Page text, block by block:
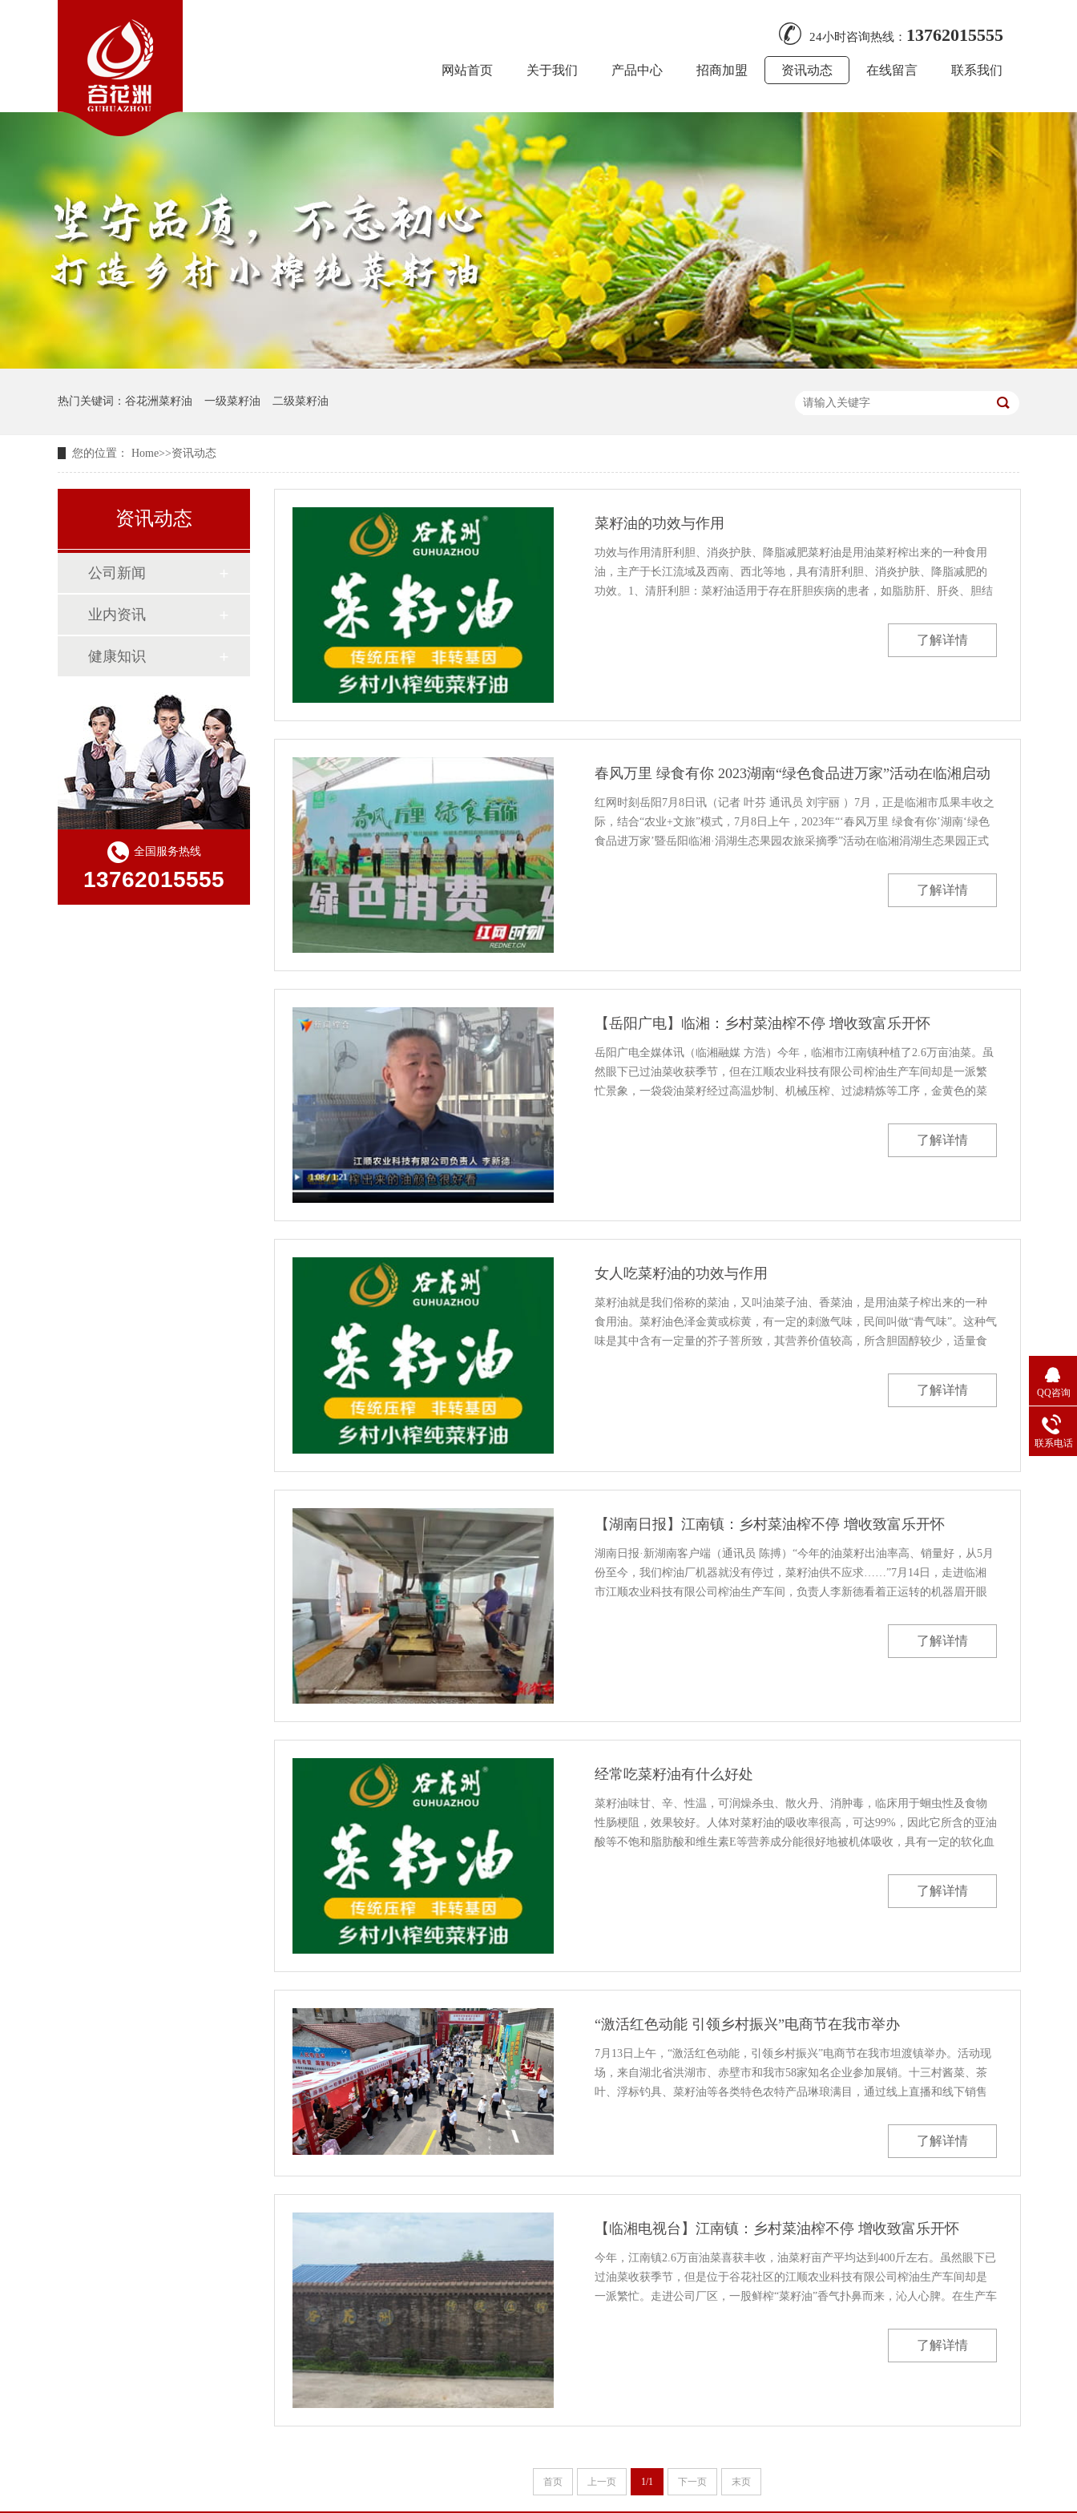
24小时咨询热线： 13762015555
网站首页 关于我们 产品中心 招商加盟 资讯动态 在线留言 联系我们
热门关键词： 谷花洲菜籽油 一级菜籽油 二级菜籽油
您的位置： Home>>资讯动态
资讯动态
公司新闻
业内资讯
健康知识
全国服务热线
13762015555
菜籽油的功效与作用
功效与作用清肝利胆、消炎护肤、降脂减肥菜籽油是用油菜籽榨出来的一种食用
油，主产于长江流域及西南、西北等地，具有清肝利胆、消炎护肤、降脂减肥的
功效。1、清肝利胆：菜籽油适用于存在肝胆疾病的患者，如脂肪肝、肝炎、胆结
了解详情
春风万里 绿食有你 2023湖南“绿色食品进万家”活动在临湘启动
红网时刻岳阳7月8日讯（记者 叶芬 通讯员 刘宇丽 ）7月，正是临湘市瓜果丰收之
际，结合“农业+文旅”模式，7月8日上午，2023年“‘春风万里 绿食有你’湖南‘绿色
食品进万家’暨岳阳临湘·涓湖生态果园农旅采摘季”活动在临湘涓湖生态果园正式
了解详情
【岳阳广电】临湘：乡村菜油榨不停 增收致富乐开怀
岳阳广电全媒体讯（临湘融媒 方浩）今年，临湘市江南镇种植了2.6万亩油菜。虽
然眼下已过油菜收获季节，但在江顺农业科技有限公司榨油生产车间却是一派繁
忙景象，一袋袋油菜籽经过高温炒制、机械压榨、过滤精炼等工序，金黄色的菜
了解详情
女人吃菜籽油的功效与作用
菜籽油就是我们俗称的菜油，又叫油菜子油、香菜油，是用油菜子榨出来的一种
食用油。菜籽油色泽金黄或棕黄，有一定的刺激气味，民间叫做“青气味”。这种气
味是其中含有一定量的芥子菩所致，其营养价值较高，所含胆固醇较少，适量食
了解详情
【湖南日报】江南镇：乡村菜油榨不停 增收致富乐开怀
湖南日报·新湖南客户端（通讯员 陈搏）“今年的油菜籽出油率高、销量好，从5月
份至今，我们榨油厂机器就没有停过，菜籽油供不应求……”7月14日，走进临湘
市江顺农业科技有限公司榨油生产车间，负责人李新德看着正运转的机器眉开眼
了解详情
经常吃菜籽油有什么好处
菜籽油味甘、辛、性温，可润燥杀虫、散火丹、消肿毒，临床用于蛔虫性及食物
性肠梗阻，效果较好。人体对菜籽油的吸收率很高，可达99%，因此它所含的亚油
酸等不饱和脂肪酸和维生素E等营养成分能很好地被机体吸收，具有一定的软化血
了解详情
“激活红色动能 引领乡村振兴”电商节在我市举办
7月13日上午，“激活红色动能，引领乡村振兴”电商节在我市坦渡镇举办。活动现
场，来自湖北省洪湖市、赤壁市和我市58家知名企业参加展销。十三村酱菜、茶
叶、浮标钓具、菜籽油等各类特色农特产品琳琅满目，通过线上直播和线下销售
了解详情
【临湘电视台】江南镇：乡村菜油榨不停 增收致富乐开怀
今年，江南镇2.6万亩油菜喜获丰收，油菜籽亩产平均达到400斤左右。虽然眼下已
过油菜收获季节，但是位于谷花社区的江顺农业科技有限公司榨油生产车间却是
一派繁忙。走进公司厂区，一股鲜榨“菜籽油”香气扑鼻而来，沁人心脾。在生产车
了解详情
首页 上一页 1/1 下一页 末页
QQ咨询
联系电话